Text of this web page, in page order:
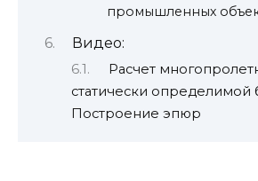
промышленных
Видео:
Расчет
статически определимой
Построение эпюр